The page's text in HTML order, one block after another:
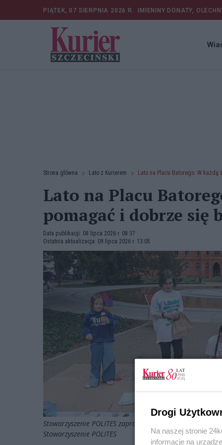
PIĄTEK, 07 SIERPNIA 2026 R. IMIENINY DONATY,
Strona główna Lato z Kurierem Lato na Placu Batorego. W
Lato na Placu
pomagać i dobrze się
Data publikacji: 08 lipca 2026 r. 08:37
Ostatnia aktualizacja: 09 lipca 2026 r. 13:05
Stowarzyszenie POLITES zaprasza mieszkańców do
Stowarzyszenie POLITES
Drogi
Na naszej stronie
informacje na